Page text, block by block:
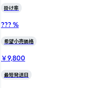
掛け率
??? %
希望小売価格
￥9,800
最短発送日